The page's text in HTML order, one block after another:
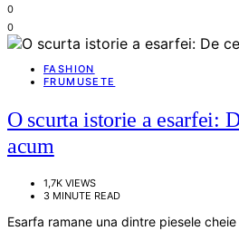
0
0
FASHION
FRUMUSETE
O scurta istorie a esarfei:
acum
1,7K VIEWS
3 MINUTE READ
Esarfa ramane una dintre piesele